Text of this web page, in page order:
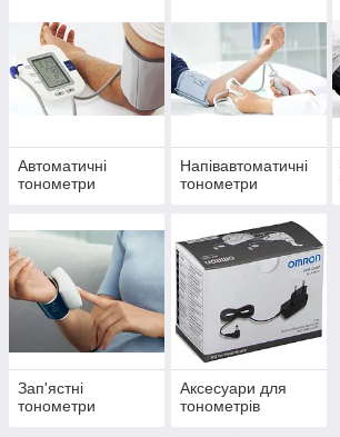
Автоматичні
тонометри
Напівавтоматичні
тонометри
Зап'ястні
тонометри
Аксесуари для
тонометрів